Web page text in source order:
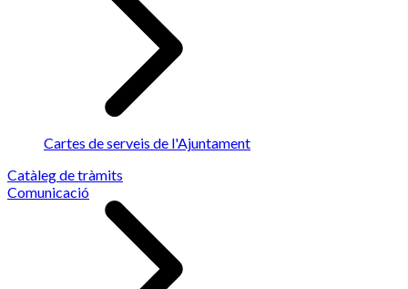
Cartes de serveis de l'Ajuntament
Catàleg de tràmits
Comunicació